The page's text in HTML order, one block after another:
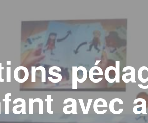
avec